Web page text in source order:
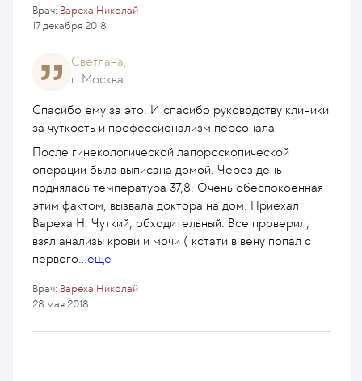
Врач: Вареха Николай
17 декабря 2018
Светлана,
г. Москва
Спасибо ему за это. И спасибо руководству клиники
за чуткость и профессионализм персонала
После гинекологической лапороскопической
операции была выписана домой. Через день
поднялась температура 37,8. Очень обеспокоенная
этим фактом, вызвала доктора на дом. Приехал
Вареха Н. Чуткий, обходительный. Все проверил,
взял анализы крови и мочи ( кстати в вену попал с
первого...ещё
Врач: Вареха Николай
28 мая 2018